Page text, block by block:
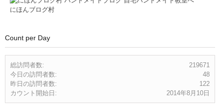
にほんブログ村
Count per Day
219671
総訪問者数:
48
今日の訪問者数:
122
昨日の訪問者数:
2014年8月10日
カウント開始日: